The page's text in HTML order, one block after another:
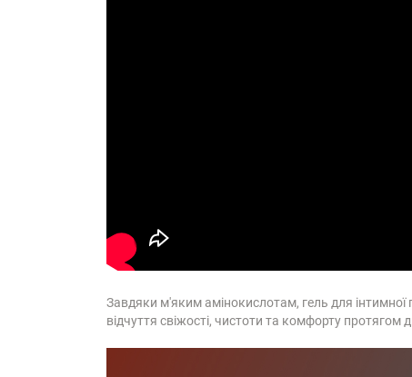
Завдяки м'яким амінокислотам, гель для інтимної
відчуття свіжості, чистоти та комфорту протягом